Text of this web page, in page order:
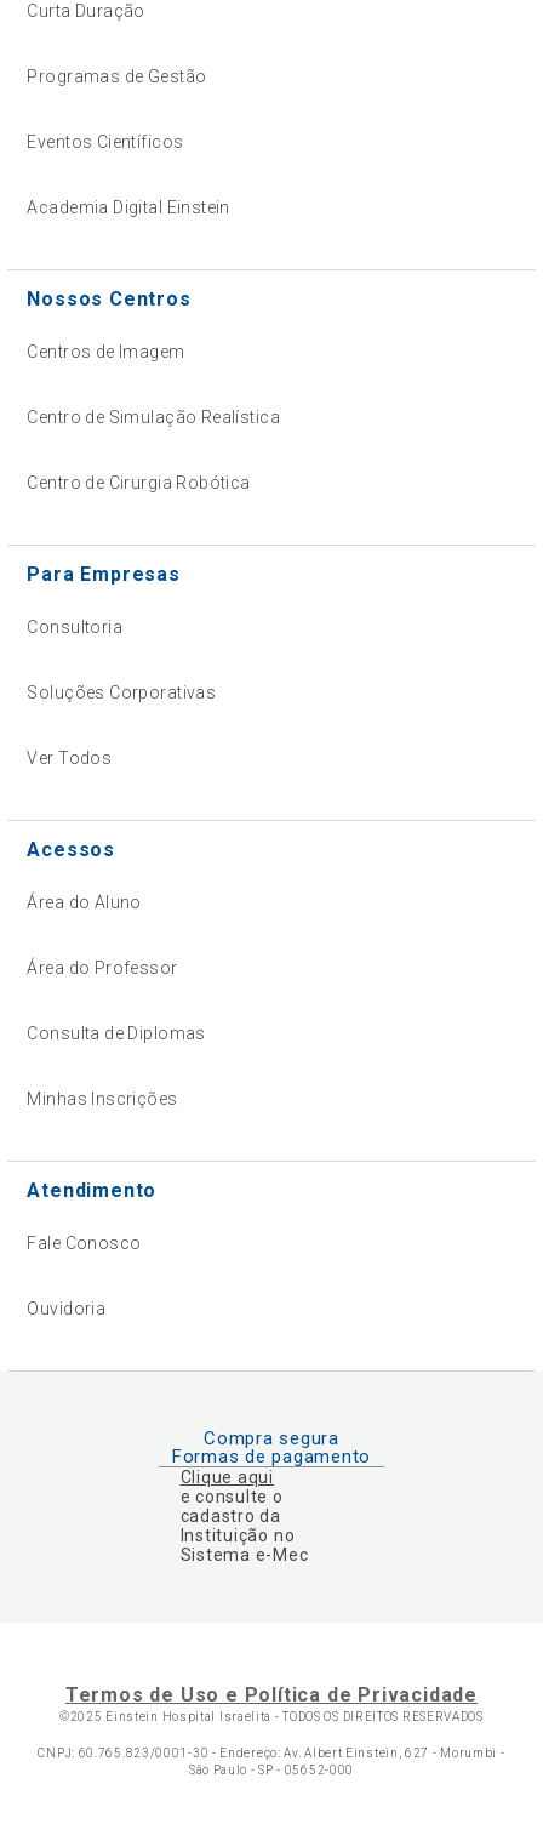
Curta Duração
Programas de Gestão
Eventos Científicos
Academia Digital Einstein
Nossos Centros
Centros de Imagem
Centro de Simulação Realística
Centro de Cirurgia Robótica
Para Empresas
Consultoria
Soluções Corporativas
Ver Todos
Acessos
Área do Aluno
Área do Professor
Consulta de Diplomas
Minhas Inscrições
Atendimento
Fale Conosco
Ouvidoria
Compra segura
Formas de pagamento
Clique aqui
e consulte o
cadastro da
Instituição no
Sistema e-Mec
Termos de Uso e Política de Privacidade
©2025 Einstein Hospital Israelita -TODOS OS DIREITOS RESERVADOS
CNPJ: 60.765.823/0001-30 - Endereço: Av. Albert Einstein, 627 - Morumbi -
São Paulo - SP - 05652-000